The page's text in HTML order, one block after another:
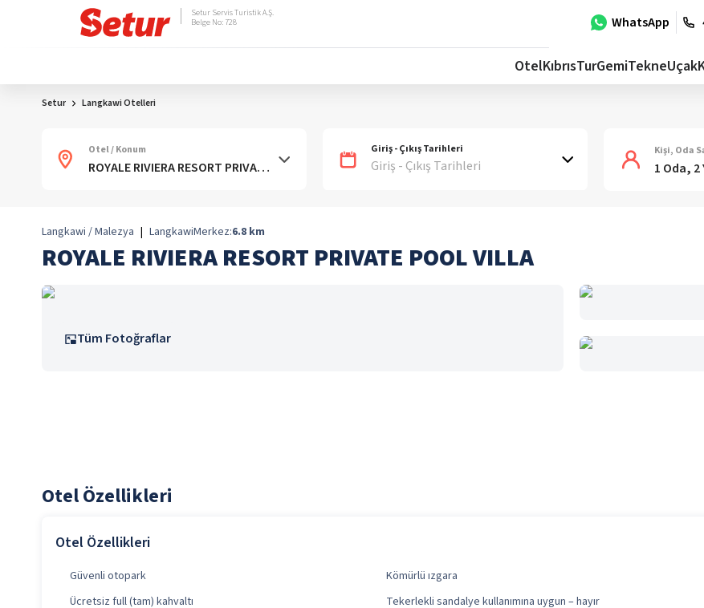
WhatsApp
Setur Servis Turistik A.Ş.
Belge No: 728
OtelKıbrısTurGemiTekneUçak
Setur Langkawi Otelleri
Otel / Konum Giriş - Çıkış Tarihleri
Giriş - Çıkış Tarihleri
Kişi, Oda
1 Oda,
Langkawi / Malezya | LangkawiMerkez:6.8 km
ROYALE RIVIERA RESORT PRIVATE POOL VILLA
Tüm Fotoğraflar
Otel Özellikleri
Otel Özellikleri
Güvenli otopark Kömürlü ızgara
Ücretsiz full (tam) kahvaltı
Tekerlekli sandalye kullanımına uygun – hayır